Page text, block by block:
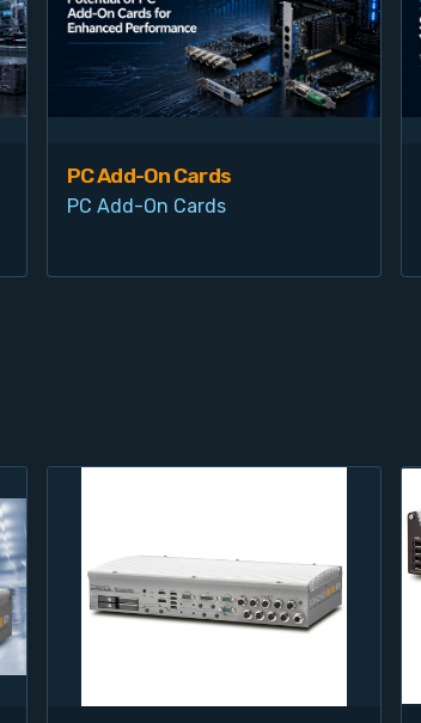
PC Add-On Cards
PC Add-On Cards